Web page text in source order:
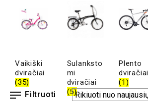
Vaikiški
dviračiai
(35)
Sulanksto
mi
dviračiai
(5)
Plento
dviračiai
(1)
Filtruoti